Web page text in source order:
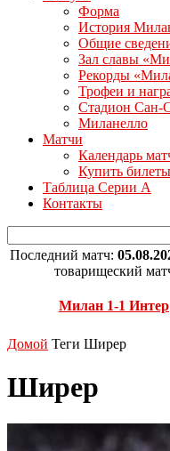
Форма
История
Общие
Зал славы
Рекорды
Трофеи и
Стадион Сан-
Миланелло
Матчи
Календарь
Купить
Таблица Серии А
Контакты
Последний матч:
товарищеский
Милан 1-1 Интер
Домой Теги Ширер
Ширер